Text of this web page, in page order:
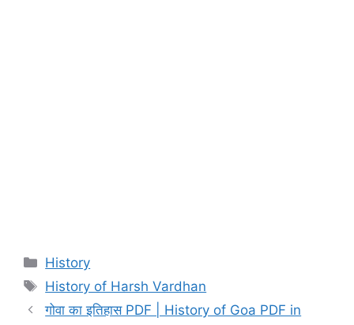
Categories
History
Tags
History of Harsh Vardhan
गोवा का इतिहास PDF | History of Goa PDF in